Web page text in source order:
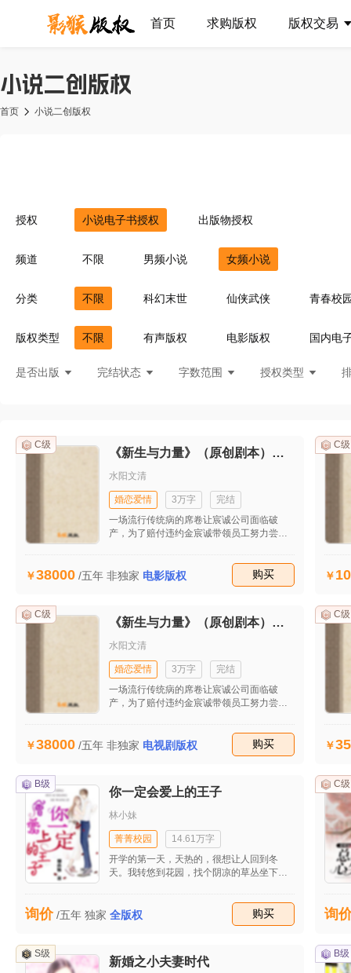
首页 求购版权 版权交易
小说二创版权
首页 小说二创版权
授权 小说电子书授权 出版物授权
频道 不限 男频小说 女频小说
分类 不限 科幻末世 仙侠武侠
青春校
灵异惊悚
耽美百合 青梅竹马
菁
灵异言情
悬疑灵异 现言刑侦 都
版权类型 不限 有声版权 电影版权 国内电
是否出版 完结状态 字数范围 授权类型
C级
《新生与力量》（原创剧本）（首发）
水阳文清
婚恋爱情 3万字
完结
一场流行传统病的席卷让宸诚公司面临破
产，为了赔付违约金宸诚带领员工努力尝试
到自流行病发生后的第一个大单子，让公司
起死回生。妻子田雯发现他的婚外情后坚决
患病并没有打垮她，也逐渐揭开她的原生家
庭关系，同时也收获了美好的爱情。
38000 /五年 非独家 电影版权 购买
C级
C级
《新生与力量》（原创剧本）（首发）
水阳文清
婚恋爱情 3万字
完结
一场流行传统病的席卷让宸诚公司面临破
产，为了赔付违约金宸诚带领员工努力尝试
到自流行病发生后的第一个大单子，让公司
起死回生。妻子田雯发现他的婚外情后坚决
患病并没有打垮她，也逐渐揭开她的原生家
庭关系，同时也收获了美好的爱情。
38000 /五年 非独家 电视剧版权 购买
C级
B级
你一定会爱上的王子
林小妹
菁菁校园
14.61万字
开学的第一天，天热的，很想让人回到冬
天。我转悠到花园，找个阴凉的草丛坐下。
头发剪掉。对于留了三年的长发，很多女孩
都会不舍得剪掉吧。我对头发无所谓多了，
着。从一开始到现在，它一直是听我的话，
它一直对我不离不弃。所有的决定权被我掌
询价 /五年 独家 全版权 购买
C级
询
S级
新婚之小夫妻时代
B级